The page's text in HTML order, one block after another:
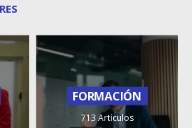
FORMACIÓN
713 Artículos